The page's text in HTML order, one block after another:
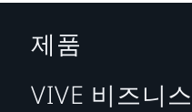
제품
VIVE 비즈니스